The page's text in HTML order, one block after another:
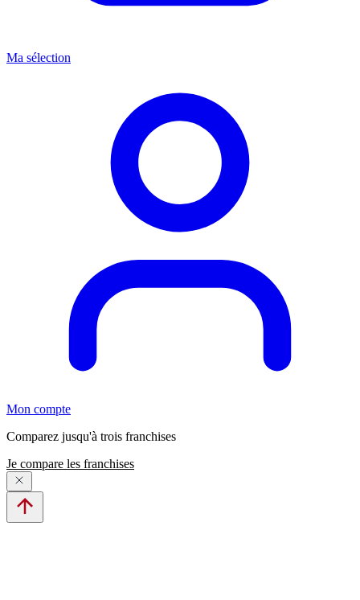
Ma sélection
Mon compte
Comparez jusqu'à trois franchises
Je compare les franchises